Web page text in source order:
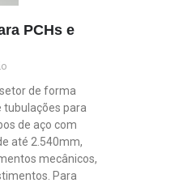
PCHs e
de forma
para
de aço com
até 2.540mm,
mecânicos,
Para